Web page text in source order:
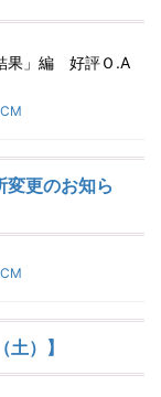
果」編 好評Ｏ.A
CM
更のお知ら
CM
）】